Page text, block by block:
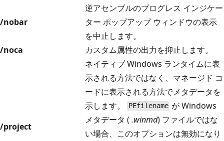
/nobar
逆アセンブルのプログレス インジケー
ター ポップアップ ウィンドウの表示
を中止します。
/noca
カスタム属性の出力を抑止します。
/project
ネイティブ Windows ランタイムに表
示される方法ではなく、マネージド コ
ードに表示される方法でメタデータを
示します。
PEfilename が Windows
メタデータ ( .winmd) ファイルではな
い場合、このオプションは無効になり